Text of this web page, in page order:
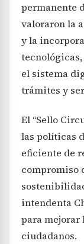
permanente
valoraron la
y la
el sistema
trámites y
El “Sello
las políticas
eficiente de
compromiso
intendenta
para mejorar
ciudadanos.